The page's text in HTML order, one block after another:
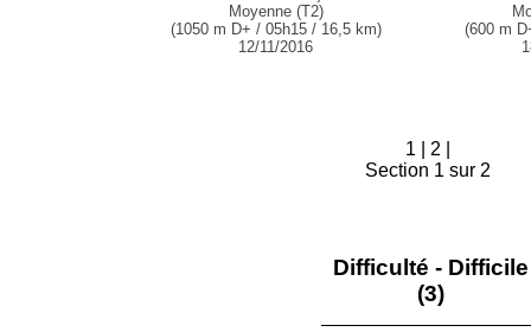
Moyenne (T2)
(1050 m D+ / 05h15 / 16,5 km)
12/11/2016
(600 m
1 2
Section 1 sur 2
Difficulté - Difficile
(3)